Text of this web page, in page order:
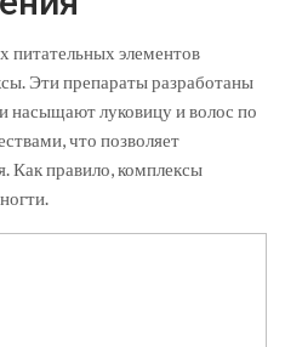
питательных элементов
Эти препараты разработаны
насыщают луковицу и волос по
что позволяет
Как правило, комплексы